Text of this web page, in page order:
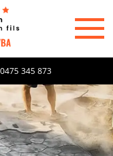
0475 345 873